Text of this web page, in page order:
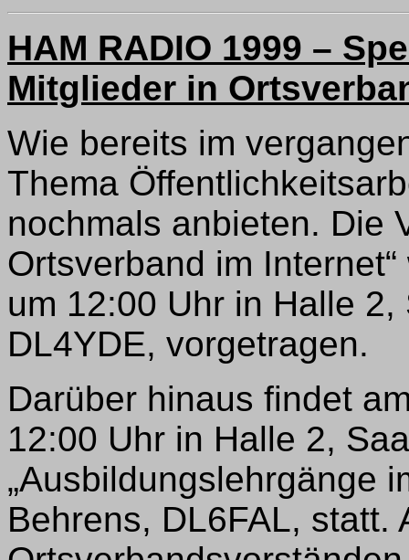
HAM RADIO 1999 –
Mitglieder in
Wie bereits im
Thema
nochmals anbieten. Die
Ortsverband im
um 12:00 Uhr in Halle
DL4YDE, vorgetragen.
Darüber hinaus findet
12:00 Uhr in Halle 2,
„Ausbildungslehrgänge
Behrens, DL6FAL, statt.